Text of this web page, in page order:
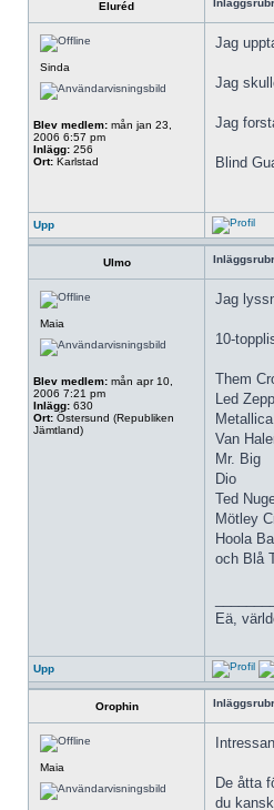
Eluréd
Sinda
Blev medlem: mån jan 23,
2006 6:57 pm
Inlägg: 256
Ort: Karlstad
Jag
Jag
Jag
Blind
Upp
Ulmo
Maia
Blev medlem: mån apr 10,
2006 7:21 pm
Inlägg: 630
Ort: Östersund (Republiken
Jämtland)
Jag
10-
Them
Led
Metallica
Van
Mr. Big
Dio
Ted
Mötley
Hoola
och Blå
Eä,
Upp
Orophin
Maia
De åtta
du